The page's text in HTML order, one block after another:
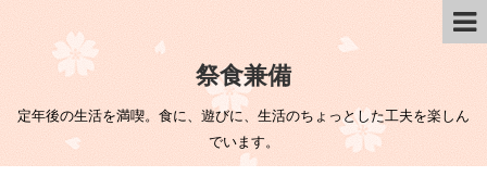
祭食兼備
定年後の生活を満喫。食に、遊びに、生活のちょっとした工夫を楽しん
でいます。